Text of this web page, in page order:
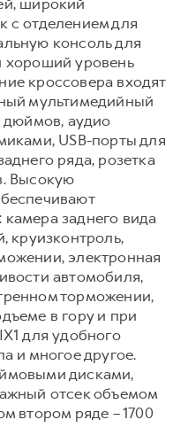
с отделением для
консоль для
хороший уровень
кроссовера входят
мультимедийный
дюймов, аудио
USB-порты для
ряда, розетка
Высокую
заднего вида
круизконтроль,
электронная
автомобиля,
торможении,
в гору и при
для удобного
и многое другое.
дисками,
отсек объемом
втором ряде – 1700